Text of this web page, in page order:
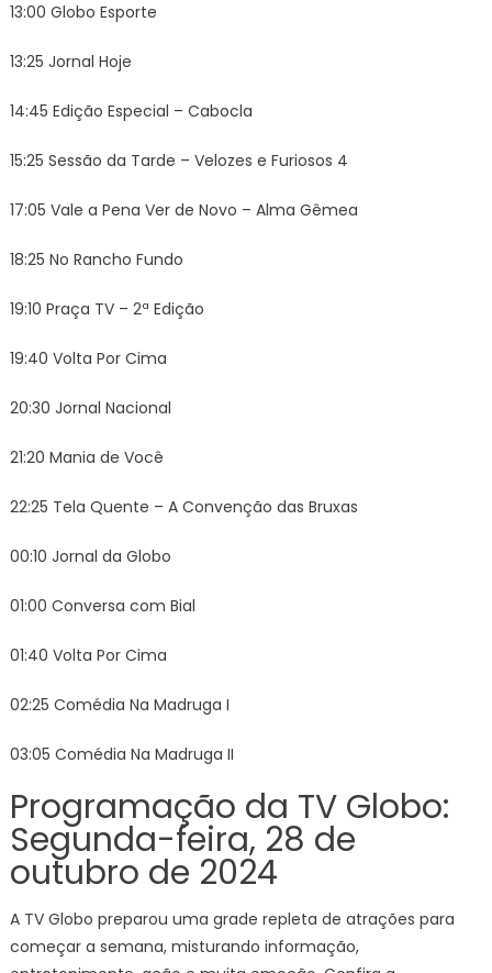
13:00 Globo Esporte
13:25 Jornal Hoje
14:45 Edição Especial – Cabocla
15:25 Sessão da Tarde – Velozes e Furiosos 4
17:05 Vale a Pena Ver de Novo – Alma Gêmea
18:25 No Rancho Fundo
19:10 Praça TV – 2ª Edição
19:40 Volta Por Cima
20:30 Jornal Nacional
21:20 Mania de Você
22:25 Tela Quente – A Convenção das Bruxas
00:10 Jornal da Globo
01:00 Conversa com Bial
01:40 Volta Por Cima
02:25 Comédia Na Madruga I
03:05 Comédia Na Madruga II
Programação da TV Globo:
Segunda-feira, 28 de
outubro de 2024
A TV Globo preparou uma grade repleta de atrações para
começar a semana, misturando informação,